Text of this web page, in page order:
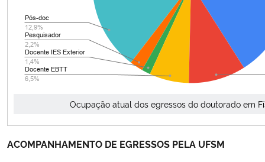
Secretaria de Governo
Gabinete de Segurança Institucional
Advocacia-Geral da UniãoOcupação atual dos egressos do doutorado em
ACOMPANHAMENTO DE EGRESSOS PELA UFSM